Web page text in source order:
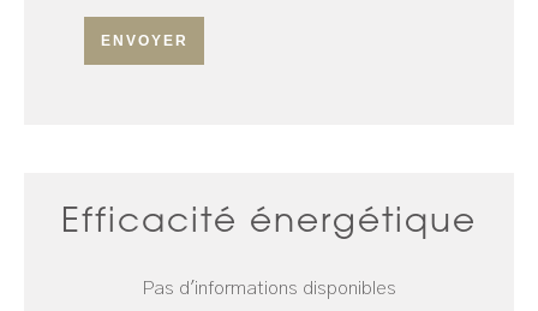
ENVOYER
Efficacité énergétique
Pas d'informations disponibles